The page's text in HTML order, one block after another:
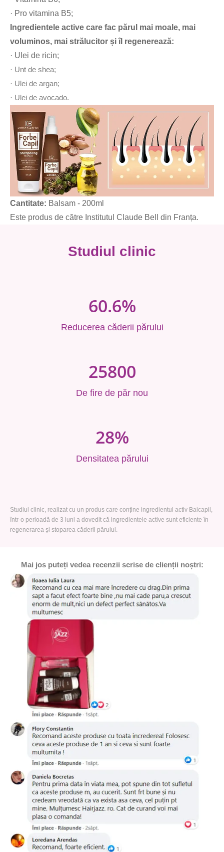
· Pro vitamina B5;
Ingredientele active care fac părul mai moale, mai
voluminos, mai strălucitor și îl regenerează:
· Ulei de ricin;
· Unt de shea;
· Ulei de argan;
· Ulei de avocado.
Cantitate: Balsam - 200ml
Este produs de către Institutul Claude Bell din Franța.
Studiul clinic
60.6%
Reducerea căderii părului
25800
De fire de păr nou
28%
Densitatea părului
Studiul clinic, realizat cu un produs care conține ingredientul activ Baicapil,
într-o perioadă de 3 luni a dovedit că ingredientele active sunt eficiente în
regenerarea și stoparea căderii părului.
Mai jos puteți vedea recenzii scrise de clienții noștri: